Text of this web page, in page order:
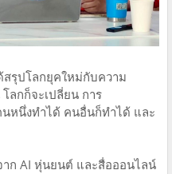
รุปโลกยุคใหม่กับความ
ลกก็จะเปลี่ยน การ
นหนึ่งทำได้ คนอื่นก็ทำได้ และ
ก AI หุ่นยนต์ และสื่อออนไลน์